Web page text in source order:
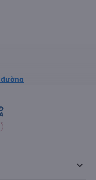
đường
keyboard_arrow_down